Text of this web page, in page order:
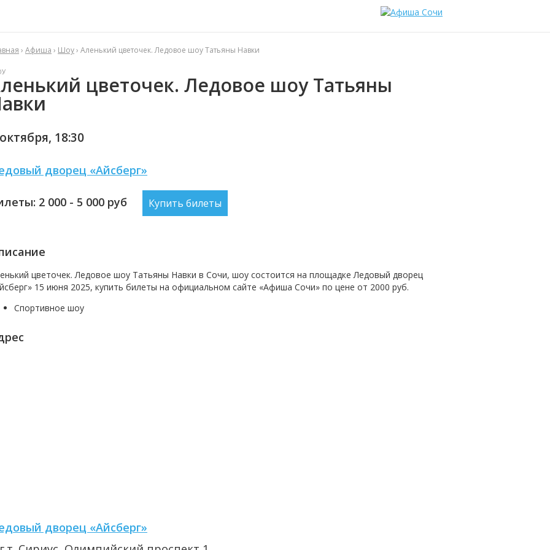
› Афиша › Шоу› Аленький цветочек. Ледовое шоу Татьяны Навки
цветочек. Ледовое шоу Татьяны
18:30
дворец «Айсберг»
2 000 - 5 000 руб Купить билеты
цветочек. Ледовое шоу Татьяны Навки в Сочи, шоу состоится на площадкеЛедовый дворец
15 июня 2025, купить билеты на официальном сайте «Афиша Сочи» по цене от 2000 руб.
Спортивное шоу
дворец «Айсберг»